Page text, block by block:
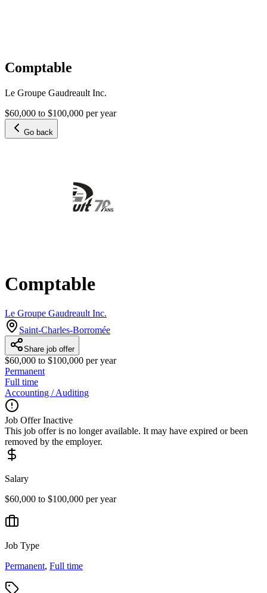
Comptable
Le Groupe Gaudreault Inc.
$60,000 to $100,000 per year
Go back
Comptable
Le Groupe Gaudreault Inc.
Saint-Charles-Borromée
Share job offer
$60,000 to $100,000 per year
Permanent
Full time
Accounting / Auditing
Job Offer Inactive
This job offer is no longer available. It may have expired or been
removed by the employer.
Salary
$60,000 to $100,000 per year
Job Type
Permanent, Full time